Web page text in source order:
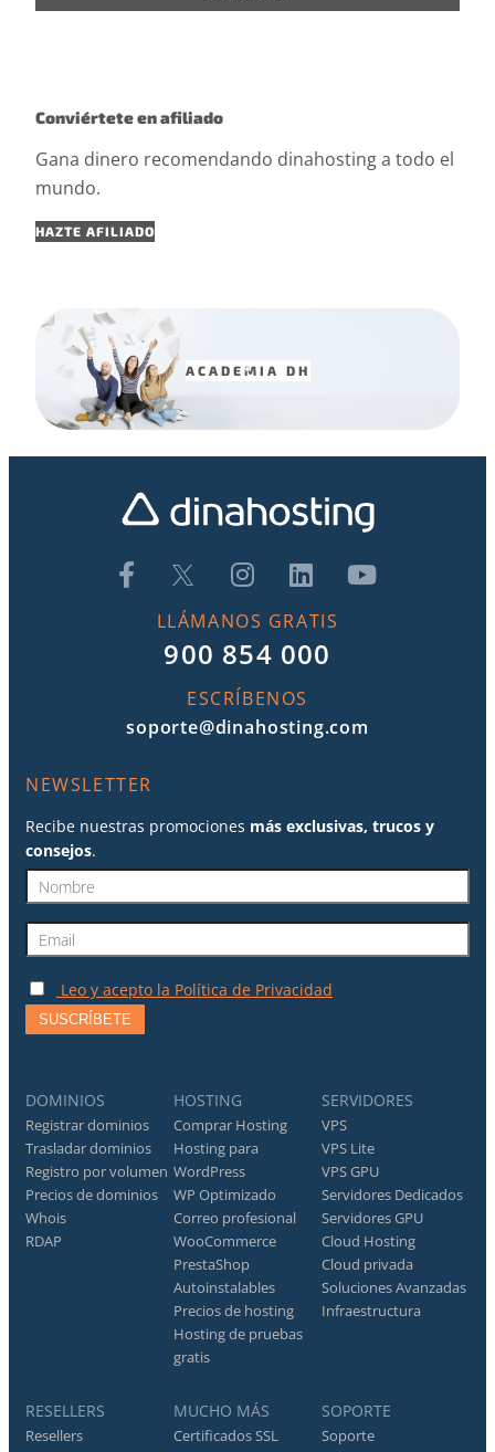
Conviértete en afiliado
Gana dinero recomendando dinahosting a todo el
mundo.
HAZTE AFILIADO
ACADEMIA DH
Twitter
LLÁMANOS GRATIS
900 854 000
ESCRÍBENOS
soporte@dinahosting.com
NEWSLETTER
Recibe nuestras promociones más exclusivas, trucos y
consejos.
Leo y acepto la Política de Privacidad
DOMINIOS
Registrar dominios
Trasladar dominios
Registro por volumen
Precios de dominios
Whois
RDAP
HOSTING
Comprar Hosting
Hosting para
WordPress
WP Optimizado
Correo profesional
WooCommerce
PrestaShop
Autoinstalables
Precios de hosting
Hosting de pruebas
gratis
SERVIDORES
VPS
VPS Lite
VPS GPU
Servidores Dedicados
Servidores GPU
Cloud Hosting
Cloud privada
Soluciones Avanzadas
Infraestructura
RESELLERS
Resellers
MUCHO MÁS
Certificados SSL
SOPORTE
Soporte